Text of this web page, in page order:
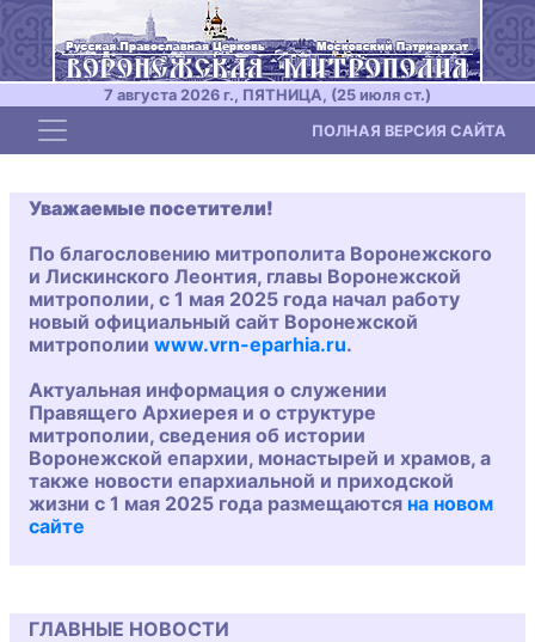
7 августа 2026 г., ПЯТНИЦА, (25 июля ст.)
Toggle navigation ПОЛНАЯ ВЕРСИЯ САЙТА
Уважаемые посетители!
По благословению митрополита Воронежского
и Лискинского Леонтия, главы Воронежской
митрополии, с 1 мая 2025 года начал работу
новый официальный сайт Воронежской
митрополии www.vrn-eparhia.ru.
Актуальная информация о служении
Правящего Архиерея и о структуре
митрополии, сведения об истории
Воронежской епархии, монастырей и храмов, а
также новости епархиальной и приходской
жизни с 1 мая 2025 года размещаются на новом
сайте
ГЛАВНЫЕ НОВОСТИ